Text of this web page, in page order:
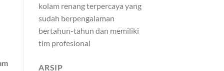
kolam renang terpercaya yang
sudah berpengalaman
bertahun-tahun dan memiliki
tim profesional
ARSIP